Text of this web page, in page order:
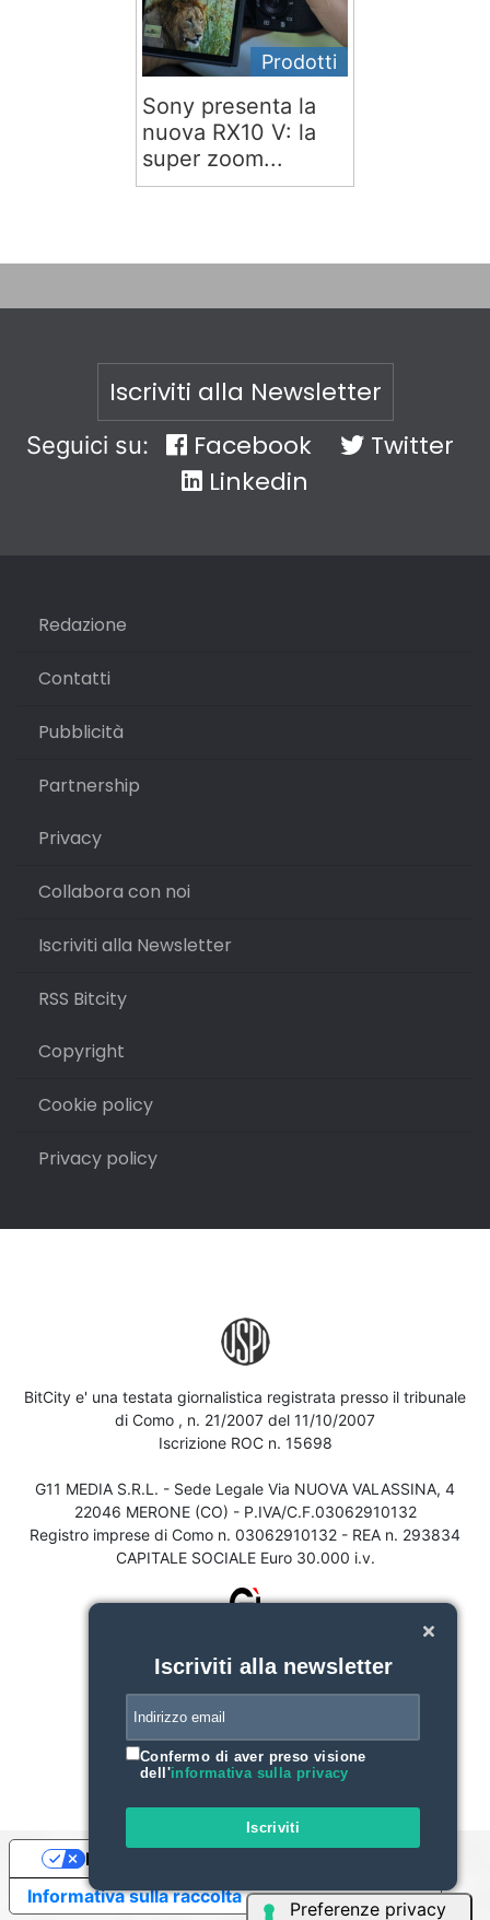
Prodotti
Sony presenta la
nuova RX10 V: la
super zoom...
Iscriviti alla Newsletter
Seguici su: Facebook
Twitter
Linkedin
Redazione
Contatti
Pubblicità
Partnership
Privacy
Collabora con noi
Iscriviti alla Newsletter
RSS Bitcity
Copyright
Cookie policy
Privacy policy
BitCity e' una testata giornalistica registrata presso il tribunale
di Como , n. 21/2007 del 11/10/2007
Iscrizione ROC n. 15698
G11 MEDIA S.R.L. - Sede Legale Via NUOVA VALASSINA, 4
22046 MERONE (CO) - P.IVA/C.F.03062910132
Registro imprese di Como n. 03062910132 - REA n. 293834
CAPITALE SOCIALE Euro 30.000 i.v.
Iscriviti alla newsletter
Confermo di aver preso visione
dell'informativa sulla privacy
Iscriviti
Informativa sulla raccolta
Le tue preferenze relative alla privacy